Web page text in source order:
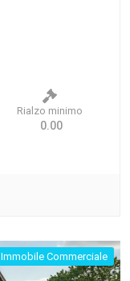
Rialzo minimo
0.00
Immobile Commerciale